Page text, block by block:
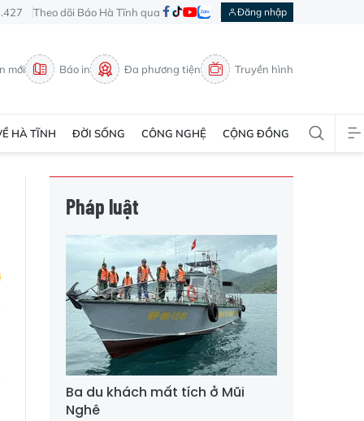
Theo dõi Báo Hà Tĩnh qua Đăng nhập
mới Báo in Đa phương tiện Truyền hình
HÀ TĨNH ĐỜI SỐNG CÔNG NGHỆ CỘNG ĐỒNG
Pháp luật
Ba du khách mất tích ở Mũi
Nghê